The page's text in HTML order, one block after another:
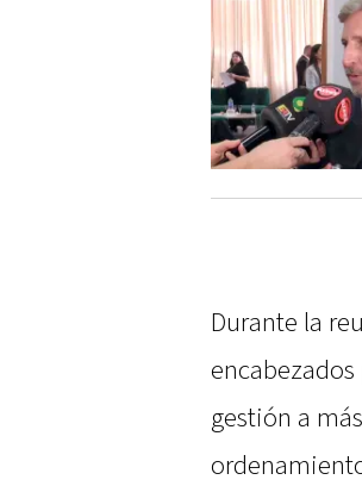
Durante la
gestión a